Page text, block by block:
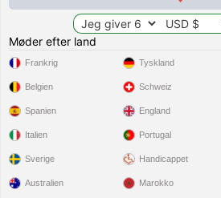
Møder efter land
Frankrig
Belgien
Spanien
Italien
Sverige
Tyskland
Schweiz
England
Portugal
Handicappet
Australien Marokko